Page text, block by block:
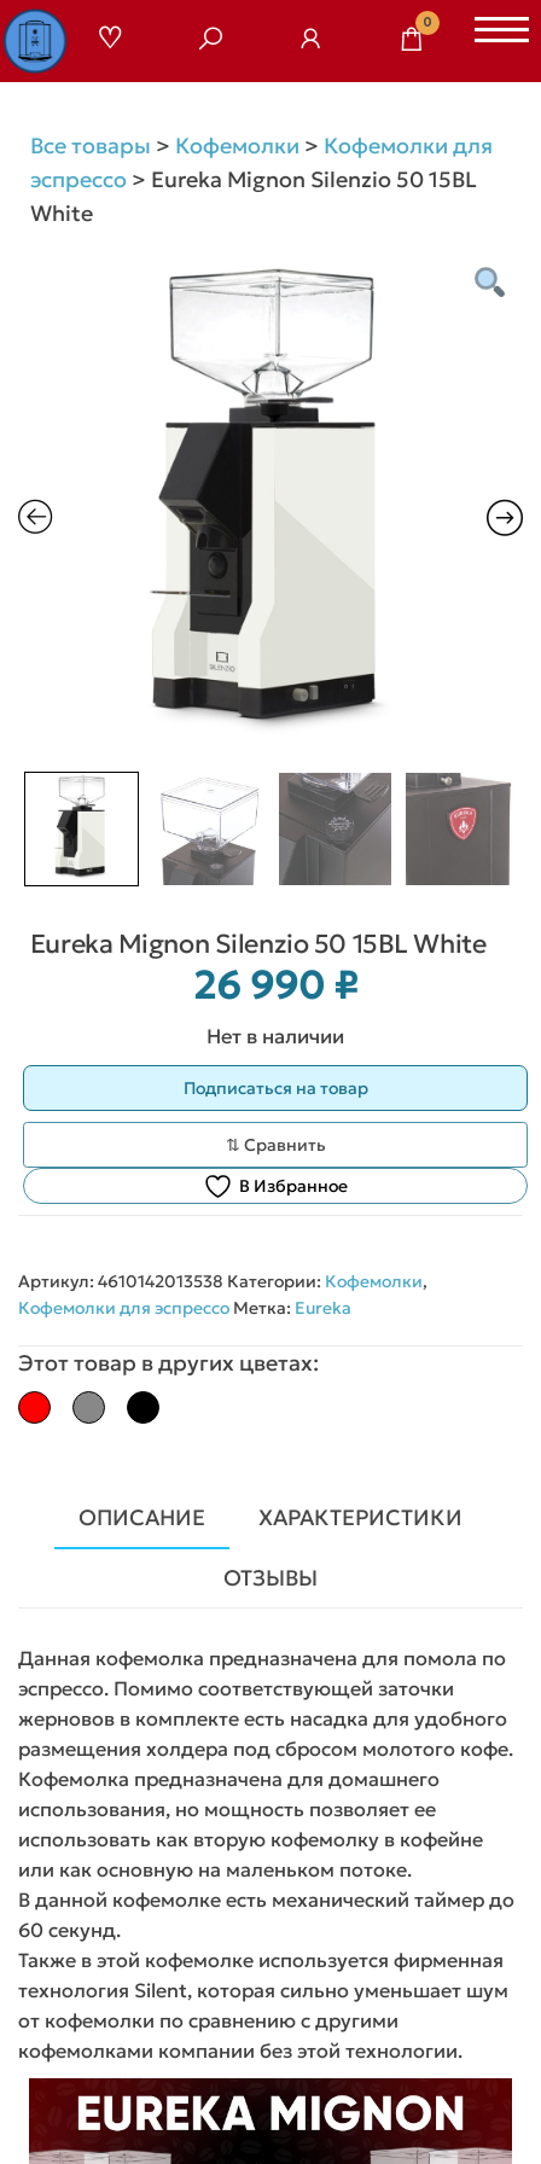
Перейти
к
содержимому
0
Все товары > Кофемолки > Кофемолки для
эспрессо > Eureka Mignon Silenzio 50 15BL
White
Eureka Mignon Silenzio 50 15BL White
26 990 ₽
Нет в наличии
⇅ Сравнить
В Избранное
Артикул: 4610142013538 Категории: Кофемолки,
Кофемолки для эспрессо Метка: Eureka
Этот товар в других цветах:
ОПИСАНИЕ ХАРАКТЕРИСТИКИ
ОТЗЫВЫ
Данная кофемолка предназначена для помола по
эспрессо. Помимо соответствующей заточки
жерновов в комплекте есть насадка для удобного
размещения холдера под сбросом молотого кофе.
Кофемолка предназначена для домашнего
использования, но мощность позволяет ее
использовать как вторую кофемолку в кофейне
или как основную на маленьком потоке.
В данной кофемолке есть механический таймер до
60 секунд.
Также в этой кофемолке используется фирменная
технология Silent, которая сильно уменьшает шум
от кофемолки по сравнению с другими
кофемолками компании без этой технологии.